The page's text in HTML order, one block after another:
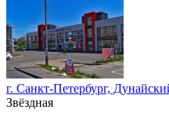
г. Санкт-Петербург,
Звёздная